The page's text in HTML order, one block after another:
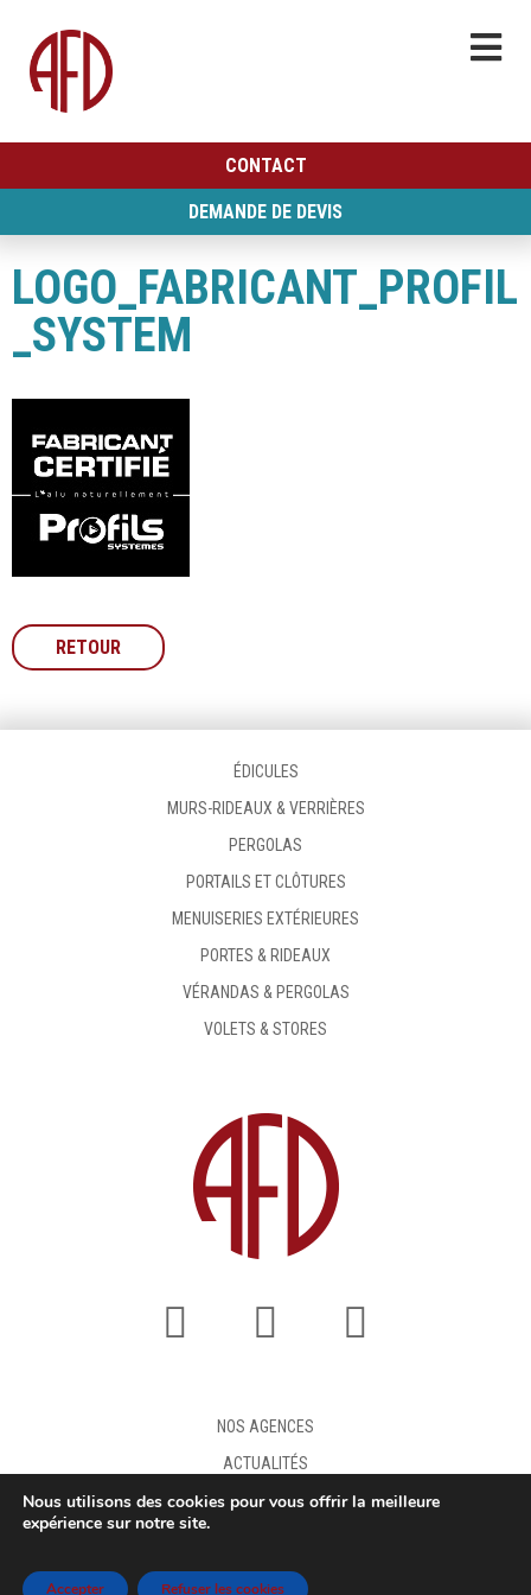
CONTACT
DEMANDE DE DEVIS
LOGO_FABRICANT_PROFIL
_SYSTEM
RETOUR
ÉDICULES
MURS-RIDEAUX & VERRIÈRES
PERGOLAS
PORTAILS ET CLÔTURES
MENUISERIES EXTÉRIEURES
PORTES & RIDEAUX
VÉRANDAS & PERGOLAS
VOLETS & STORES
NOS AGENCES
ACTUALITÉS
FAQ
MENTIONS LÉGALES
Nous utilisons des cookies pour vous offrir la meilleure
expérience sur notre site.
Accepter Refuser les cookies